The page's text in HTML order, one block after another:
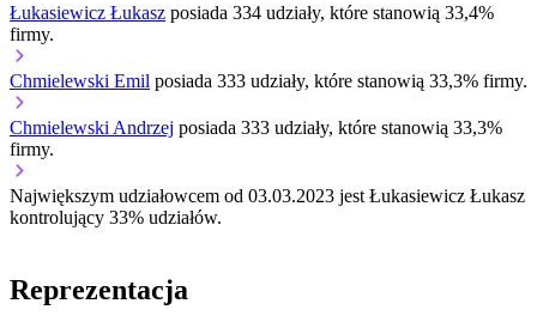
Łukasiewicz Łukasz posiada 334 udziały, które stanowią 33,4%
firmy.
Chmielewski Emil posiada 333 udziały, które stanowią 33,3% firmy.
Chmielewski Andrzej posiada 333 udziały, które stanowią 33,3%
firmy.
Największym udziałowcem od 03.03.2023 jest Łukasiewicz Łukasz
kontrolujący 33% udziałów.
Reprezentacja